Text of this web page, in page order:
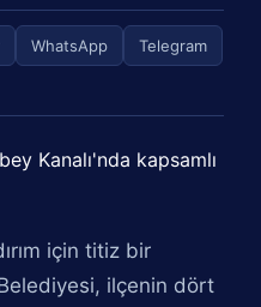
WhatsApp Telegram
için titiz bir
Belediyesi, ilçenin dört